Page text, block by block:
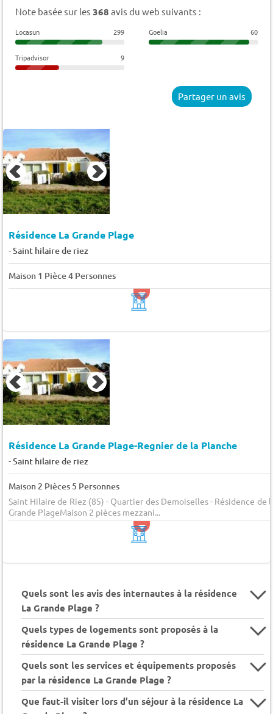
Note basée sur les 368 avis du web suivants :
Locasun 299 Goelia 60
Tripadvisor 9
Partager un avis
Résidence La Grande Plage
-Saint hilaire de riez
Maison 1 Pièce 4 Personnes
Résidence La Grande Plage-Regnier de la Planche
-Saint hilaire de riez
Maison 2 Pièces 5 Personnes
Saint Hilaire de Riez (85) - Quartier des Demoiselles - Résidence de
Grande PlageMaison 2 pièces mezzani...
Quels sont les avis des internautes à la résidence
La Grande Plage ?
Quels types de logements sont proposés à la
résidence La Grande Plage ?
Quels sont les services et équipements proposés
par la résidence La Grande Plage ?
Que faut-il visiter lors d’un séjour à la résidence La